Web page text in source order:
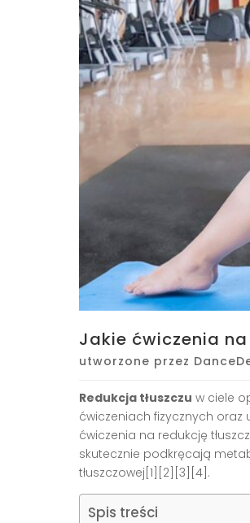
Jakie ćwiczenia
utworzone przez
Redukcja tłuszczu w ciele
ćwiczeniach fizycznych
ćwiczenia na redukcję
skutecznie podkręcają
tłuszczowej[1][2][3][4].
Spis treści